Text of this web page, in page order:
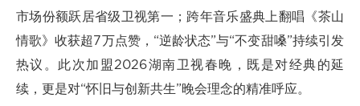
市场份额跃居省级卫视第一；跨年音乐盛典上翻唱《茶山
情歌》收获超7万点赞，“逆龄状态”与“不变甜嗓”持续引发
热议。此次加盟2026湖南卫视春晚，既是对经典的延
续，更是对“怀旧与创新共生”晚会理念的精准呼应。